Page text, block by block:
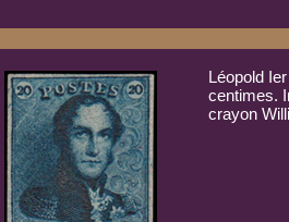
Léopold
centimes.
crayon